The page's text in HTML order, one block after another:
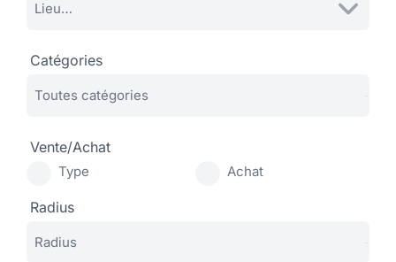
Catégories
Vente/Achat
Type Achat
Radius